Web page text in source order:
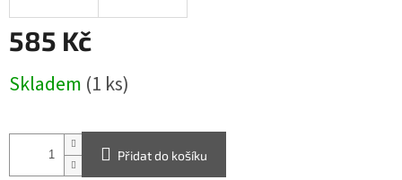
585 Kč
cena:
Skladem (1 ks)
Přidat do košíku